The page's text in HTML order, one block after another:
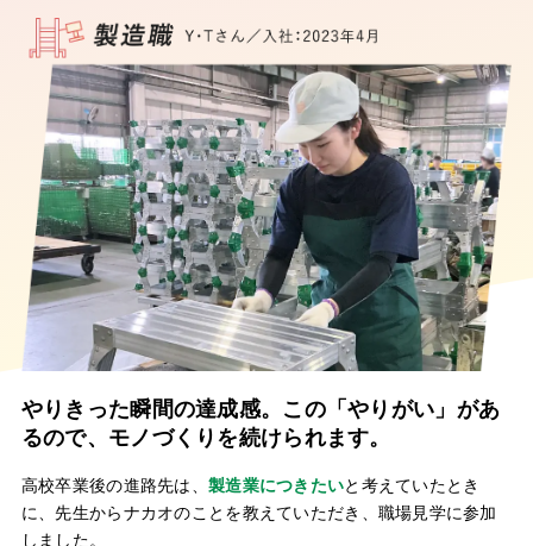
やりきった瞬間の達成感。この「やりがい」があ
るので、モノづくりを続けられます。
高校卒業後の進路先は、 製造業につきたいと考えていたとき
に、先生からナカオのことを教えていただき、職場見学に参加
しました。